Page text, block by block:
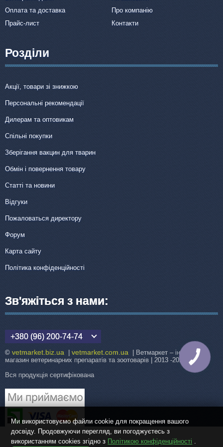
Оплата та доставка
Про компанію
Прайс-лист
Контакти
Розділи
Акції, товари зі знижкою
Персональні рекомендації
Дилерам та оптовикам
Спільні покупки
Зберігання вакцин для тварин
Обмін і повернення товару
Статті та новини
Відгуки
Пожаловаться директору
Форум
Карта сайту
Політика конфіденційності
Зв'яжіться з нами:
+380 (96) 200-74-74
© vetmarket.biz.ua vetmarket.com.ua | Ветмаркет – інтернет-
магазин ветеринарних препаратів та зоотоварів | 2013 -2026
Вся продукція сертифікована
Ми використовуємо файли cookie для покращення вашого
досвіду. Продовжуючи перегляд, ви погоджуєтесь з
використанням cookies згідно з Політикою конфіденційності .
КНОПКА
ЗВ'ЯЗКУ